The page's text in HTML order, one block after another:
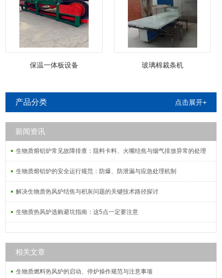
保温一体板设备 玻璃棉裁条机
产品分类 点击展开+
新闻资讯
生物质熔铝炉常见故障排查：阻料卡料、火嘴结焦与烟气排放异常的处理
生物质熔铝炉的安全运行规范：防爆、防泄漏与应急处理机制
解决生物质热风炉结焦与积灰问题的关键技术路径探讨
生物质热风炉选购避坑指南：这5点一定要注意
相关文章
生物质燃料热风炉的启动、停炉操作规范与注意事项